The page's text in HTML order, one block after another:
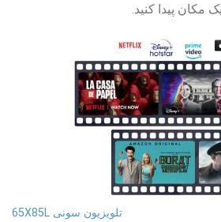
یک مکان پیدا کنید.
تلویزیون سونی 65X85L